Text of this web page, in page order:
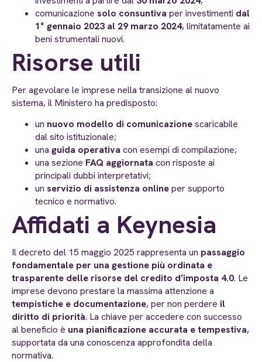
comunicazione solo consuntiva per investimenti dal
1° gennaio 2023 al 29 marzo 2024, limitatamente ai
beni strumentali nuovi.
Risorse utili
Per agevolare le imprese nella transizione al nuovo
sistema, il Ministero ha predisposto:
un nuovo modello di comunicazionescaricabile
dal sito istituzionale;
una guida operativa con esempi di compilazione;
una sezione FAQ aggiornata con risposte ai
principali dubbi interpretativi;
un servizio di assistenza onlineper supporto
tecnico e normativo.
Affidati a Keynesia
Il decreto del 15 maggio 2025 rappresenta un passaggio
fondamentale per una gestione più ordinata e
trasparente delle risorse del credito d’imposta 4.0. Le
imprese devono prestare la massima attenzione a
tempistiche e documentazione, per non perdere il
diritto di priorità. La chiave per accedere con successo
al beneficio è una pianificazione accurata e tempestiva,
supportata da una conoscenza approfondita della
normativa.